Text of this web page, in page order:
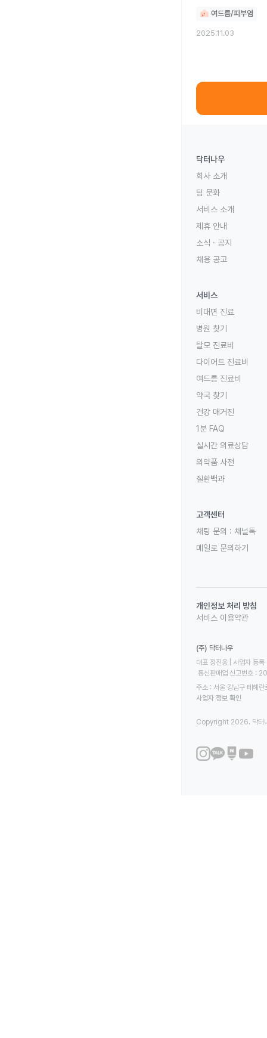
여드름/피부염
2025.11.03
닥터나우
회사 소개
팀 문화
서비스 소개
제휴 안내
소식 · 공지
채용 공고
서비스
비대면 진료
병원 찾기
탈모 진료비
다이어트 진료비
여드름 진료비
약국 찾기
건강 매거진
1분 FAQ
실시간 의료상담
의약품 사전
질환백과
고객센터
채팅 문의 : 채널톡
메일로 문의하기
개인정보 처리 방침
서비스 이용약관
(주) 닥터나우
대표 정진웅 | 사업자
통신판매업 신고번호
주소 : 서울 강남구 테헤
사업자 정보 확인
Copyright 2026. 닥터